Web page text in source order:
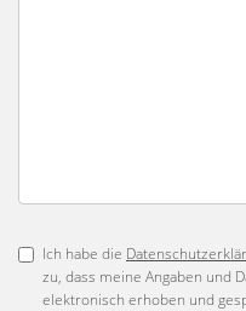
Ich habe die
zu, dass meine Angaben und
elektronisch erhoben und